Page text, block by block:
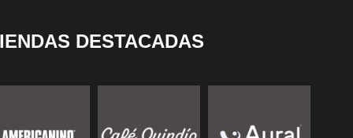
DESTACADAS